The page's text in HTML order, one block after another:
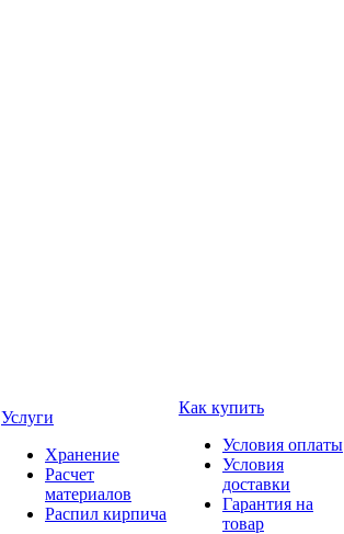
Услуги
Хранение
Расчет
материалов
Распил кирпича
Как купить
Условия оплаты
Условия
доставки
Гарантия на
товар